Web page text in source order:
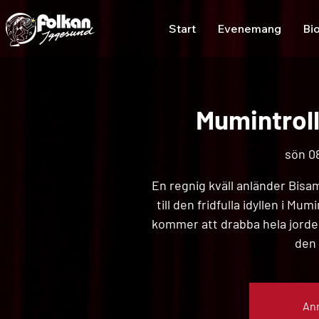
Start Evenemang
sön
En regnig kväll anländer
till den fridfulla idyllen i
kommer att drabba hela